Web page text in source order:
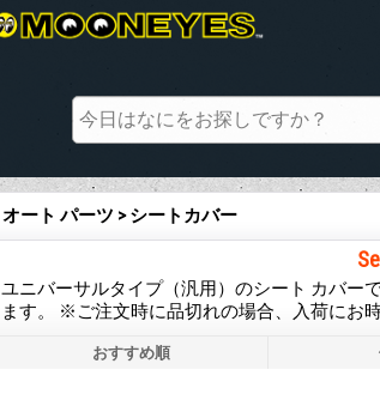
オート パーツ > シートカバー
ユニバーサルタイプ（汎用）のシート カバー
ます。 ※ご注文時に品切れの場合、入荷にお
おすすめ順